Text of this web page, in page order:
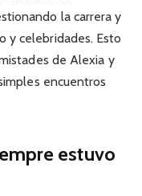
la carrera y
y celebridades. Esto
de Alexia y
encuentros
estuvo